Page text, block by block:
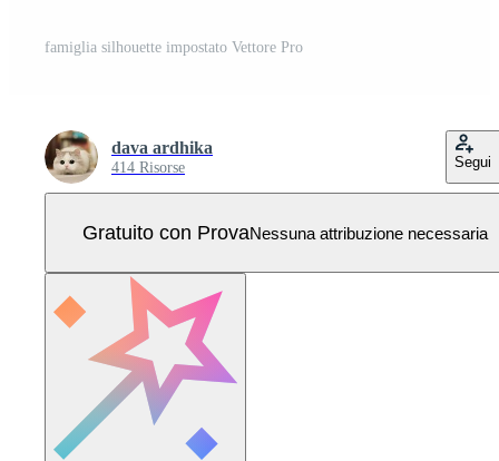
famiglia silhouette impostato Vettore Pro
dava ardhika
414 Risorse Segui
Gratuito con ProvaNessuna attribuzione necessaria